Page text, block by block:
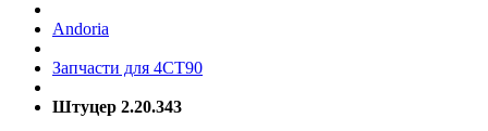
Andoria
Запчасти для 4CT90
Штуцер 2.20.343